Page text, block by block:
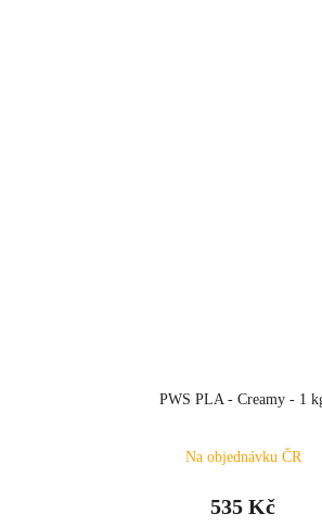
PWS PLA - Creamy - 1
Na objednávku ČR
535 Kč